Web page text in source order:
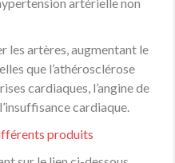
les artères, augmentant le
que l’athérosclérose
cardiaques, l’angine de
cardiaque.
produits